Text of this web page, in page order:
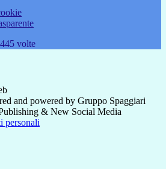
445 volte
and powered by Gruppo Spaggiari
& New Social Media
personali